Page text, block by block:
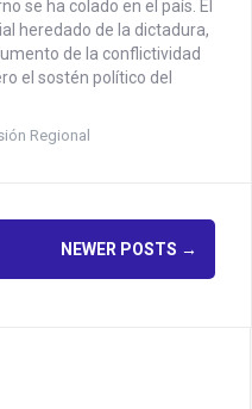
se ha colado en el país. El
heredado de la dictadura,
de la conflictividad
el sostén político del
Regional
NEWER POSTS →